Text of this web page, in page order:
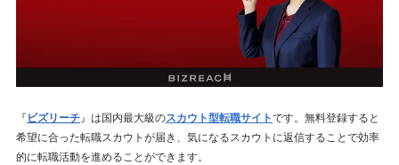
『 ビズリーチ』は国内最大級のスカウト型転職サイトです。無料登録すると
希望に合った転職スカウトが届き、気になるスカウトに返信することで効率
的に転職活動を進めることができます。